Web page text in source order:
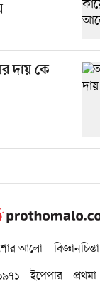
দায় কে
আলো বিজ্ঞানচিন্তা
ইপেপার প্রথমা